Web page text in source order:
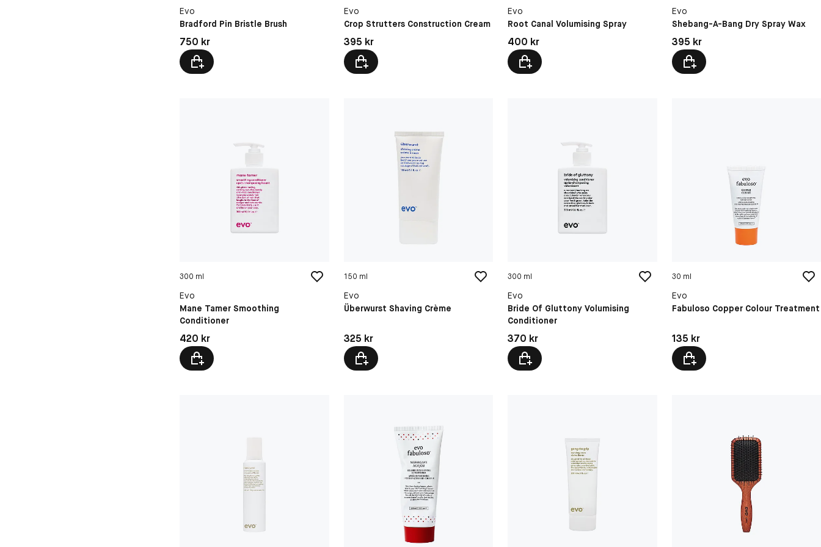
Evo
Bradford Pin Bristle Brush
Pris: 750 kr
750 kr
Evo
Crop Strutters Construction Cream
Pris: 395 kr
395 kr
Evo
Root Canal Volumising Spray
Pris: 400 kr
400 kr
Evo
Shebang-A-Bang Dry Spray Wax
Pris: 395 kr
395 kr
300 ml
Evo
Mane Tamer Smoothing
Conditioner
Pris: 420 kr
420 kr
150 ml
Evo
Überwurst Shaving Crème
Pris: 325 kr
325 kr
300 ml
Evo
Bride Of Gluttony Volumising
Conditioner
Pris: 370 kr
370 kr
30 ml
Evo
Fabuloso Copper Colour Treatment
Pris: 135 kr
135 kr